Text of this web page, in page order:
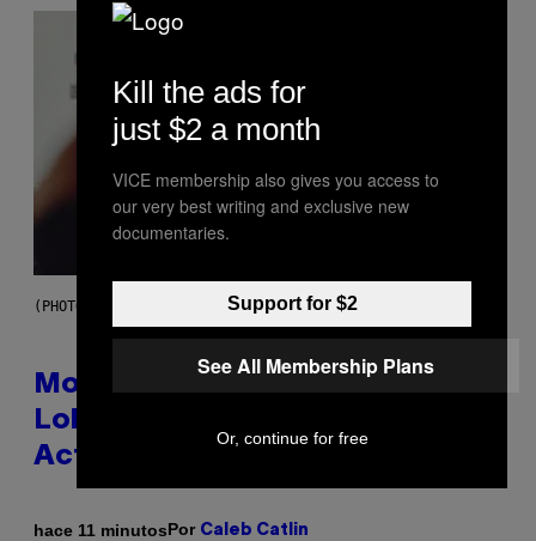
(PHOTO VIA T-MOBILE)
Monoculture is Dead, and
Lollapalooza Proved Why That’s
Actually a Great Thing
hace 11 minutosPor Caleb Catlin
Kill the ads for
just $2 a month
VICE membership also gives you access to
our very best writing and exclusive new
documentaries.
Support for $2
See All Membership Plans
Or, continue for free